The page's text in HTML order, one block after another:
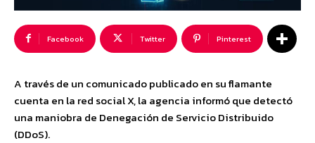
Facebook Twitter Pinterest
A través de un comunicado publicado en su flamante
cuenta en la red social X, la agencia informó que detectó
una maniobra de Denegación de Servicio Distribuido
(DDoS).